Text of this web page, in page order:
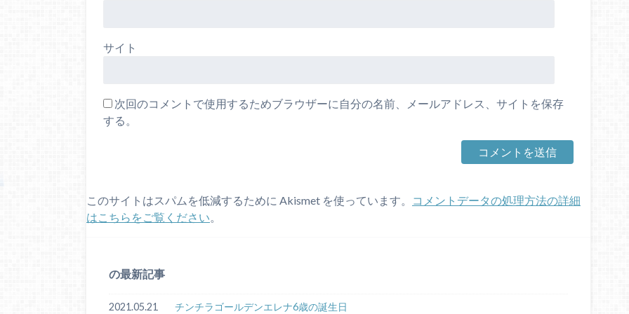
サイト
次回のコメントで使用するためブラウザーに自分の名前、メールアドレス、サイトを保存
する。
このサイトはスパムを低減するために Akismet を使っています。
コメントデータの処理方法の詳細
はこちらをご覧ください。
の最新記事
2021.05.21 チンチラゴールデンエレナ6歳の誕生日